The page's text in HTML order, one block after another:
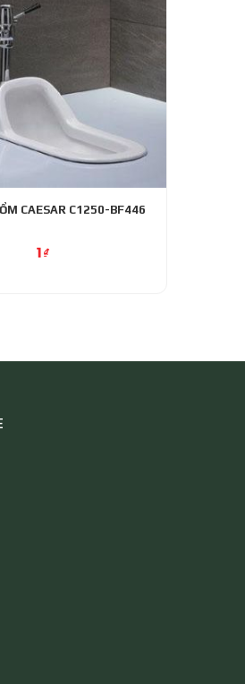
CAESAR C1250-BF446
1₫